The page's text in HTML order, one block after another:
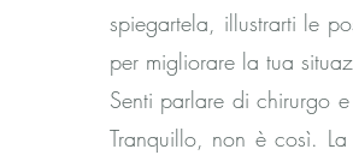
spiegartela, illustrarti le
per migliorare la tua
Senti parlare di chirurgo
Tranquillo, non è così.